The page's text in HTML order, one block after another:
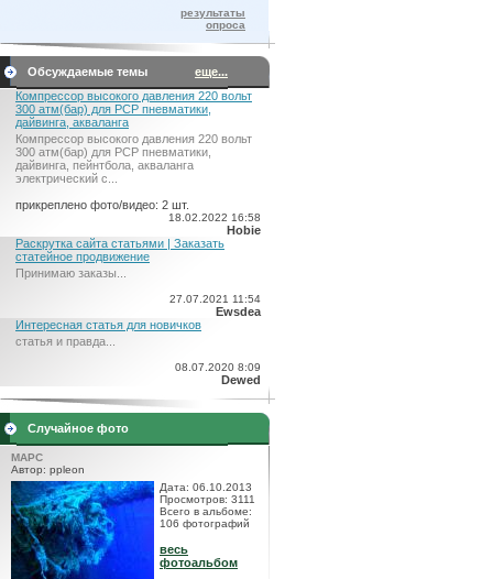
результаты
опроса
Обсуждаемые темы
еще...
Компрессор высокого давления 220 вольт
300 атм(бар) для PCP пневматики,
дайвинга, акваланга
Компрессор высокого давления 220 вольт
300 атм(бар) для PCP пневматики,
дайвинга, пейнтбола, акваланга
электрический c...
прикреплено фото/видео: 2 шт.
18.02.2022 16:58
Hobie
Раскрутка сайта статьями | Заказать
статейное продвижение
Принимаю заказы...
27.07.2021 11:54
Ewsdea
Интересная статья для новичков
статья и правда...
08.07.2020 8:09
Dewed
Случайное фото
МАРС
Автор: ppleon
Дата: 06.10.2013
Просмотров: 3111
Всего в альбоме:
106 фотографий
весь
фотоальбом